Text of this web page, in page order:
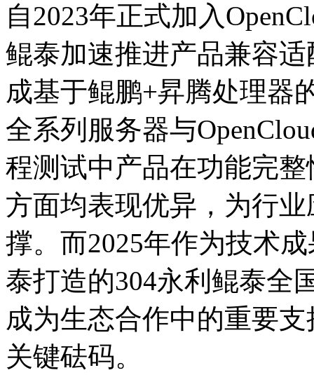
自2023年正式加入
鲲泰加速推进产品兼容适
成基于鲲鹏+昇腾处理
全系列服务器与
程测试中产品在功能完整
方面均表现优异，为
撑。而2025年作为技术成
泰打造的304永利鲲泰全
成为生态合作中的重要支
关键砝码。